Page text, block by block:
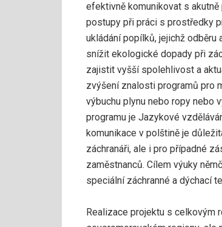
efektivně komunikovat s
postupy při práci s prostředky
ukládání popílků, jejichž odběru
snížit ekologické dopady při
zajistit vyšší spolehlivost a
zvýšení znalosti programů pro
výbuchu plynu nebo ropy nebo
programu je Jazykové
komunikace v polštině je
záchranáři, ale i pro případné
zaměstnanců. Cílem výuky
speciální záchranné a dýchací
Realizace projektu s celkovým